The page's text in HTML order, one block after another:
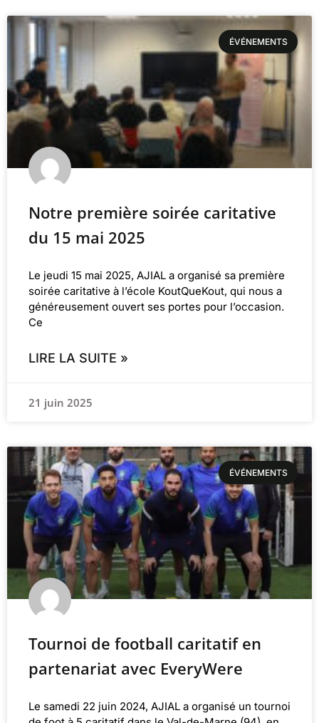
ÉVÉNEMENTS
Notre première soirée caritative
du 15 mai 2025
Le jeudi 15 mai 2025, AJIAL a organisé sa première
soirée caritative à l’école KoutQueKout, qui nous a
généreusement ouvert ses portes pour l’occasion.
Ce
LIRE LA SUITE »
21 juin 2025
ÉVÉNEMENTS
Tournoi de football caritatif en
partenariat avec EveryWere
Le samedi 22 juin 2024, AJIAL a organisé un tournoi